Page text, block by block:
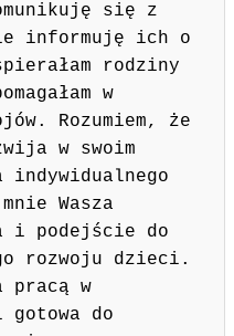
się z
informuję ich o
rodziny
w
Rozumiem, że
w swoim
indywidualnego
Wasza
i podejście do
rozwoju dzieci.
pracą w
gotowa do